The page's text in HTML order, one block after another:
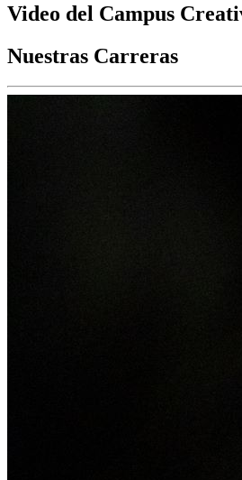
Video del Campus
Nuestras Carreras